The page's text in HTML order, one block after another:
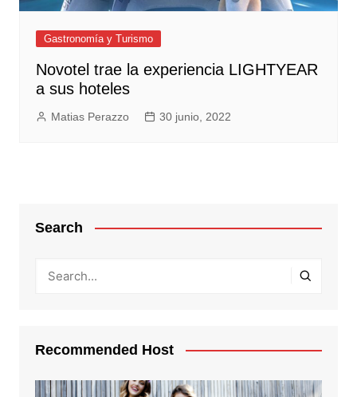
Gastronomía y Turismo
​Novotel trae la experiencia LIGHTYEAR
a sus hoteles
Matias Perazzo 30 junio, 2022
Search
Recommended Host